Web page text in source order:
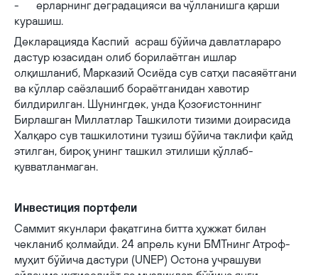
- ерларнинг деградацияси ва чўлланишга қарши
курашиш.
Декларацияда Каспий асраш бўйича давлатлараро
дастур юзасидан олиб борилаётган ишлар
олқишланиб, Марказий Осиёда сув сатҳи пасаяётгани
ва кўллар саёзлашиб бораётганидан хавотир
билдирилган. Шунингдек, унда Қозоғистоннинг
Бирлашган Миллатлар Ташкилоти тизими доирасида
Халқаро сув ташкилотини тузиш бўйича таклифи қайд
этилган, бироқ унинг ташкил этилиши қўллаб-
қувватланмаган.
Инвестиция портфели
Саммит якунлари фақатгина битта ҳужжат билан
чекланиб қолмайди. 24 апрель куни БМТнинг Атроф-
муҳит бўйича дастури (UNEP) Остона учрашуви